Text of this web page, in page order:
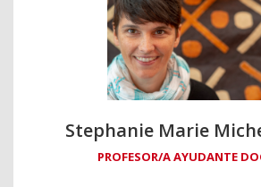
Stephanie Marie
PROFESOR/A AYUDANTE